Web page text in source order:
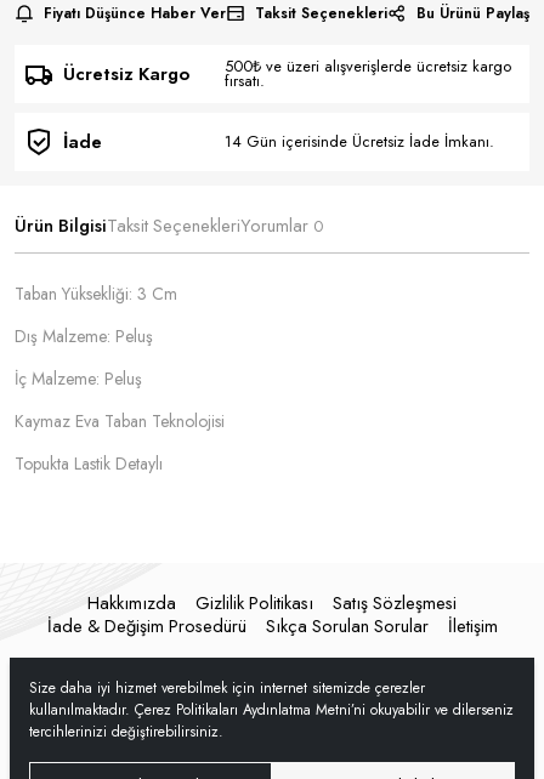
Fiyatı Düşünce Haber Ver Taksit Seçenekleri Bu Ürünü Paylaş
Ücretsiz Kargo 500₺ ve üzeri alışverişlerde ücretsiz kargo
fırsatı.
İade 14 Gün içerisinde Ücretsiz İade İmkanı.
Ürün BilgisiTaksit SeçenekleriYorumlar 0
Taban Yüksekliği: 3 Cm
Dış Malzeme: Peluş
İç Malzeme: Peluş
Kaymaz Eva Taban Teknolojisi
Topukta Lastik Detaylı
Hakkımızda Gizlilik Politikası
Satış Sözleşmesi
İade & Değişim Prosedürü
Sıkça Sorulan Sorular İletişim
Size daha iyi hizmet verebilmek için internet sitemizde çerezler
kullanılmaktadır. Çerez Politikaları Aydınlatma Metni’ni okuyabilir ve dilerseniz
tercihlerinizi değiştirebilirsiniz.